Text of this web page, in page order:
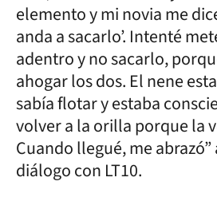
elemento y mi novia me
anda a sacarlo’. Intenté
adentro y no sacarlo,
ahogar los dos. El nene
sabía flotar y estaba
volver a la orilla porque la
Cuando llegué, me
diálogo con LT10.